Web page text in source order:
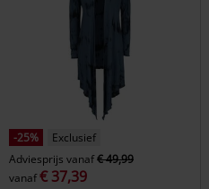
-25%
Exclusief
Adviesprijs vanaf€ 49,99
vanaf€ 37,39